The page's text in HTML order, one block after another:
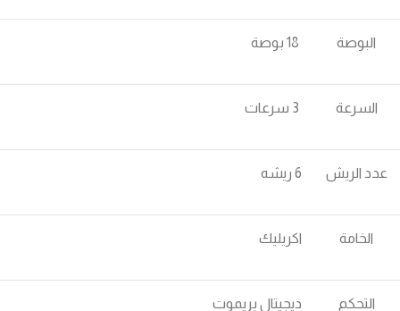
البوصة
السرعة
عدد الريش 6 ريشه
الخامة اكريليك
التحكم ديجيتال بريموت